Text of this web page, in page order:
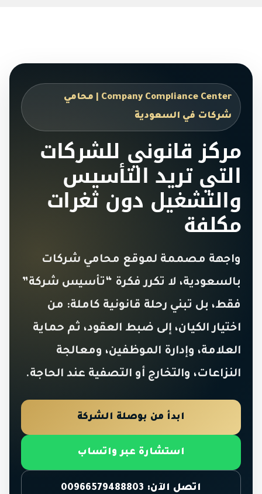
Company Compliance Center | محامي
شركات في السعودية
مركز قانوني للشركات
التي تريد التأسيس
والتشغيل دون ثغرات
مكلفة
واجهة مصممة لموقع محامي شركات
بالسعودية، لا تكرر فكرة “تأسيس شركة”
فقط، بل تبني رحلة قانونية كاملة: من
اختيار الكيان، إلى ضبط العقود، ثم حماية
العلامة، وإدارة الموظفين، ومعالجة
النزاعات، والتخارج أو التصفية عند الحاجة.
ابدأ من بوصلة الشركة
استشارة عبر واتساب
اتصل الآن: 00966579488803